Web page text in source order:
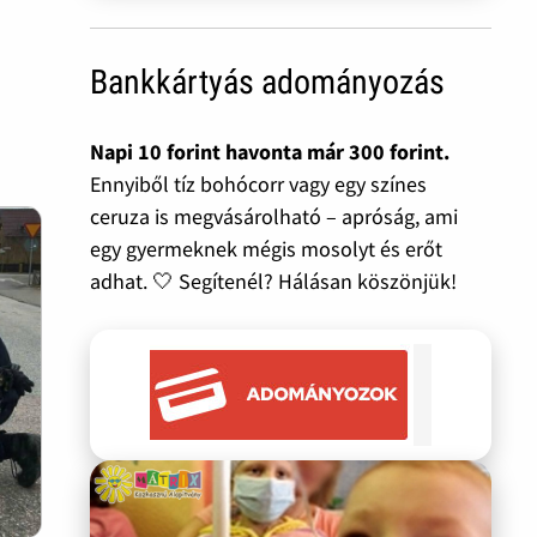
Bankkártyás adományozás
Napi 10 forint havonta már 300 forint.
Ennyiből tíz bohócorr vagy egy színes
ceruza is megvásárolható – apróság, ami
egy gyermeknek mégis mosolyt és erőt
adhat. 🤍 Segítenél? Hálásan köszönjük!